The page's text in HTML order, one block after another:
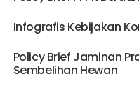
Policy Brief PPPK
Infografis Kebijakan
Policy Brief Jaminan
Sembelihan Hewan